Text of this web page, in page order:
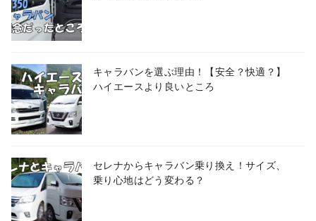
キャラバンを選ぶ理由！【安全？快適？】
ハイエースより良いところ
セレナからキャラバン乗り換え！サイズ、
乗り心地はどう変わる？